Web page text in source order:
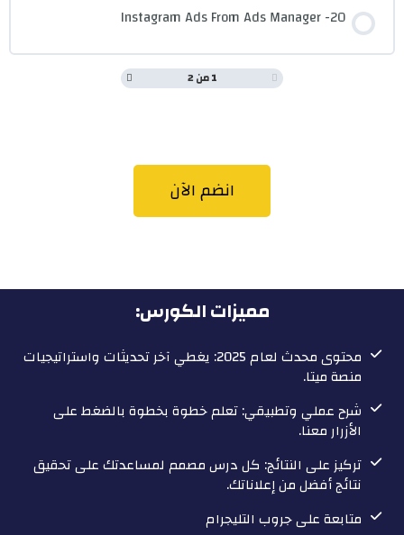
20- Instagram Ads From Ads Manager
انضم الآن
مميزات الكورس:
محتوى محدث لعام 2025: يغطي آخر تحديثات واستراتيجيات
منصة ميتا.
شرح عملي وتطبيقي: تعلم خطوة بخطوة بالضغط على
الأزرار معنا.
تركيز على النتائج: كل درس مصمم لمساعدتك على تحقيق
نتائج أفضل من إعلاناتك.
متابعة على جروب التليجرام